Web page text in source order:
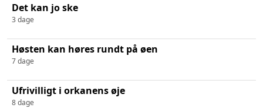
Det kan jo ske
3 dage
Høsten kan høres rundt på øen
7 dage
Ufrivilligt i orkanens øje
8 dage